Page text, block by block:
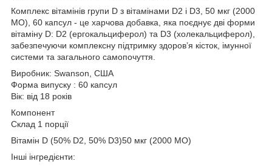
Комплекс вітамінів групи D з вітамінами D2 і D3, 50 мкг (2000
МО), 60 капсул - це харчова добавка, яка поєднує дві форми
вітаміну D: D2 (ергокальциферол) та D3 (холекальциферол),
забезпечуючи комплексну підтримку здоров’я кісток, імунної
системи та загального самопочуття.
Виробник: Swanson, США
Форма випуску : 60 капсул
Вік: від 18 років
Компонент
Склад 1 порції
Вітамін D (50% D2, 50% D3)50 мкг (2000 МО)
Інші інгредієнти: